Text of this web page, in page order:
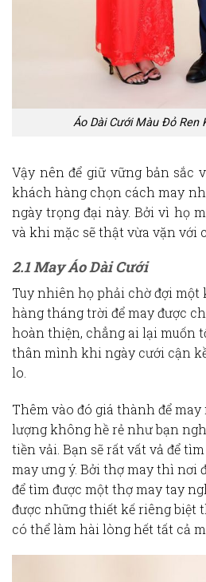
Áo Dài Cưới Màu Đỏ Ren
Vậy nên để giữ vững bản sắc
khách hàng chọn cách may
ngày trọng đại này. Bởi vì họ
và khi mặc sẽ thật vừa vặn với
2.1 May Áo Dài Cưới
Tuy nhiên họ phải chờ đợi một
hàng tháng trời để may được
hoàn thiện, chẳng ai lại muốn
thân mình khi ngày cưới cận
lo.
Thêm vào đó giá thành để
lượng không hề rẻ như bạn
tiền vải. Bạn sẽ rất vất vả để
may ưng ý. Bởi thợ may thì nơi
để tìm được một thợ may tay
được những thiết kế riêng biệt
có thể làm hài lòng hết tất cả